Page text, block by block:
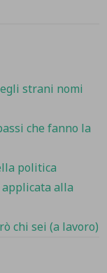
strani nomi
che fanno la
politica
applicata alla
chi sei (a lavoro)